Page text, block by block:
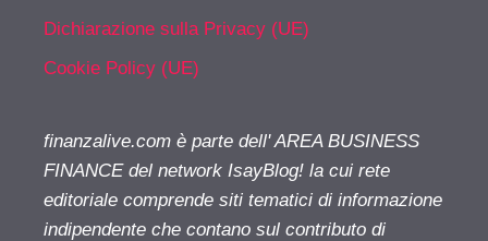
Dichiarazione sulla Privacy (UE)
Cookie Policy (UE)
finanzalive.com è parte dell' AREA BUSINESS
FINANCE del network IsayBlog! la cui rete
editoriale comprende siti tematici di informazione
indipendente che contano sul contributo di